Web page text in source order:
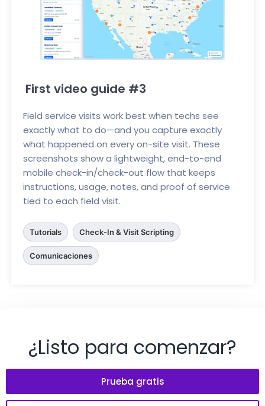
First video guide #3
Field service visits work best when techs see
exactly what to do—and you capture exactly
what happened on every on-site visit. These
screenshots show a lightweight, end-to-end
mobile check-in/check-out flow that keeps
instructions, usage, notes, and proof of service
tied to each field visit.
Tutorials Check-In & Visit Scripting
Comunicaciones
¿Listo para comenzar?
Prueba gratis